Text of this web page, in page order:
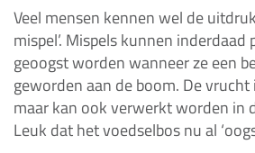
Veel mensen kennen wel de
mispel’. Mispels kunnen inderdaad
geoogst worden wanneer ze een
geworden aan de boom. De
maar kan ook verwerkt worden in
Leuk dat het voedselbos nu al